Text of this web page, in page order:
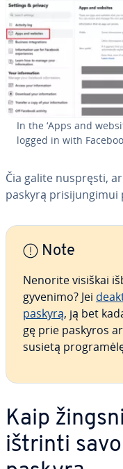
In the ‘Apps and
logged in with
Čia galite nuspręsti,
paskyrą
Note
Nenorite visiškai
gyvenimo? Jei
paskyrą, ją bet
gę prie paskyros
susietą
Kaip
ištrinti savo